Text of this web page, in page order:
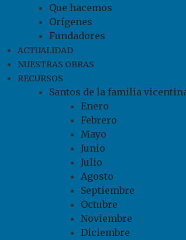
Que hacemos
Orígenes
Fundadores
ACTUALIDAD
NUESTRAS OBRAS
RECURSOS
Santos de la familia
Enero
Febrero
Mayo
Junio
Julio
Agosto
Septiembre
Octubre
Noviembre
Diciembre